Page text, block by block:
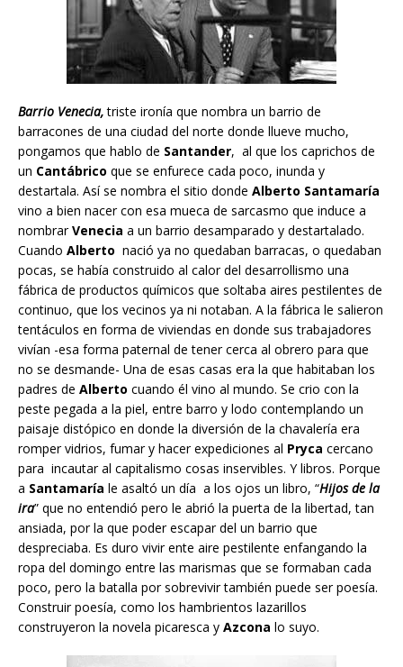
Barrio Venecia,triste ironía que nombra un barrio de
barracones de una ciudad del norte donde llueve mucho,
pongamos que hablo de Santander, al que los caprichos de
un Cantábrico que se enfurece cada poco, inunda y
destartala. Así se nombra el sitio donde Alberto Santamaría
vino a bien nacer con esa mueca de sarcasmo que induce a
nombrarVenecia a un barrio desamparado y destartalado.
Cuando Alberto nació ya no quedaban barracas, o quedaban
pocas, se había construido al calor del desarrollismo una
fábrica de productos químicos que soltaba aires pestilentes de
continuo, que los vecinos ya ni notaban. A la fábrica le salieron
tentáculos en forma de viviendas en donde sus trabajadores
vivían -esa forma paternal de tener cerca al obrero para que
no se desmande- Una de esas casas era la que habitaban los
padres de Alberto cuando él vino al mundo. Se crio con la
peste pegada a la piel, entre barro y lodo contemplando un
paisaje distópico en donde la diversión de la chavalería era
romper vidrios, fumar y hacer expediciones al Pryca cercano
para incautar al capitalismo cosas inservibles. Y libros. Porque
a Santamaría le asaltó un día a los ojos un libro, “Hijos de la
ira” que no entendió pero le abrió la puerta de la libertad, tan
ansiada, por la que poder escapar del un barrio que
despreciaba. Es duro vivir ente aire pestilente enfangando la
ropa del domingo entre las marismas que se formaban cada
poco, pero la batalla por sobrevivir también puede ser poesía.
Construir poesía, como los hambrientos lazarillos
construyeron la novela picaresca y Azcona lo suyo.